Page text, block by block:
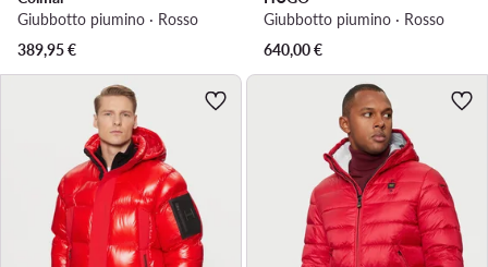
Giubbotto piumino · Rosso
389,95€
Giubbotto piumino · Rosso
640,00€